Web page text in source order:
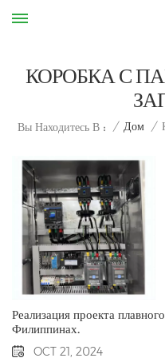
КОРОБКА С
Вы Находитесь В : / Дом /
Реализация проекта
Филиппинах.
OCT 21, 2024